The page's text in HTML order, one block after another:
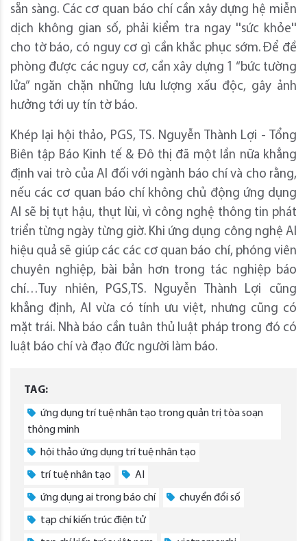
sẵn sàng. Các cơ quan báo chí cần xây dựng hệ miễn
dịch không gian số, phải kiểm tra ngay ''sức khỏe''
cho tờ báo, có nguy cơ gì cần khắc phục sớm. Để đề
phòng được các nguy cơ, cần xây dựng 1 “bức tường
lửa” ngăn chặn những lưu lượng xấu độc, gây ảnh
hưởng tới uy tín tờ báo.
Khép lại hội thảo, PGS, TS. Nguyễn Thành Lợi - Tổng
Biên tập Báo Kinh tế & Đô thị đã một lần nữa khẳng
định vai trò của AI đối với ngành báo chí và cho rằng,
nếu các cơ quan báo chí không chủ động ứng dụng
AI sẽ bị tụt hậu, thụt lùi, vì công nghệ thông tin phát
triển từng ngày từng giờ. Khi ứng dụng công nghệ AI
hiệu quả sẽ giúp các các cơ quan báo chí, phóng viên
chuyên nghiệp, bài bản hơn trong tác nghiệp báo
chí…Tuy nhiên, PGS,TS. Nguyễn Thành Lợi cũng
khẳng định, AI vừa có tính ưu việt, nhưng cũng có
mặt trái. Nhà báo cần tuân thủ luật pháp trong đó có
luật báo chí và đạo đức người làm báo.
TAG:
ứng dụng trí tuệ nhân tạo trong quản trị tòa soạn
thông minh
hội thảo ứng dụng trí tuệ nhân tạo
trí tuệ nhân tạo AI
ứng dụng ai trong báo chí chuyển đổi số
tạp chí kiến trúc điện tử